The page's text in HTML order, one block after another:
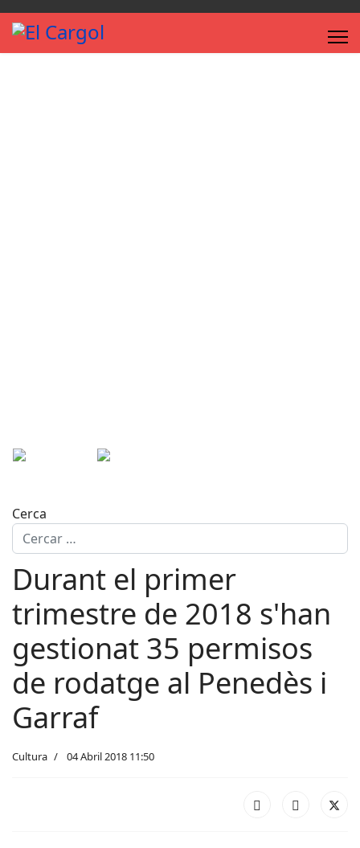
Cerca
Durant el primer
trimestre de 2018 s'han
gestionat 35 permisos
de rodatge al Penedès i
Garraf
Cultura 04 Abril 2018 11:50